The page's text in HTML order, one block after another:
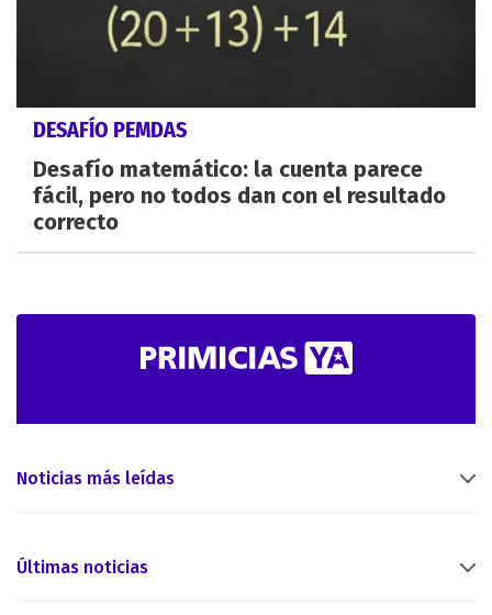
DESAFÍO PEMDAS
Desafío matemático: la cuenta parece
fácil, pero no todos dan con el resultado
correcto
Noticias más leídas
Últimas noticias